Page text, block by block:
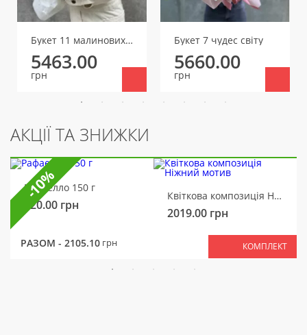
Букет 11 малинових півоній
5463.00
грн
Букет 7 чудес світу
5660.00
грн
АКЦІЇ ТА ЗНИЖКИ
Рафаелло 150 г
320.00 грн
Квіткова композиція Ніжний мотив
2019.00 грн
РАЗОМ - 2105.10 грн КОМПЛЕКТ
-10%